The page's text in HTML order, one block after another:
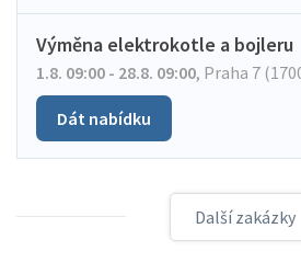
Výměna elektrokotle a bojleru
1.8. 09:00 - 28.8. 09:00, Praha 7
Dát nabídku
Další zakázky